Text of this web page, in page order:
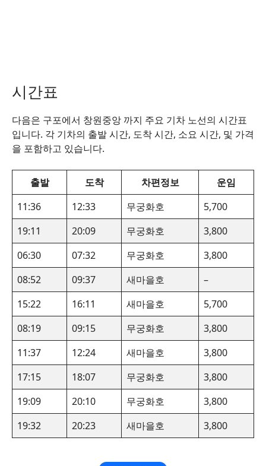
시간표
다음은 구포에서 창원중앙 까지 주요 기차 노선의 시간표
입니다. 각 기차의 출발 시간, 도착 시간, 소요 시간, 및 가격
을 포함하고 있습니다.
출발 도착 차편정보
운임
11:36
12:33 무궁화호
5,700
19:11
20:09 무궁화호
3,800
06:30
07:32 무궁화호
3,800
08:52
09:37 새마을호
–
15:22
16:11 새마을호
5,700
08:19
09:15 무궁화호
3,800
11:37
12:24 새마을호
3,800
17:15
18:07 무궁화호
3,800
19:09
20:10 무궁화호
3,800
19:32
20:23 새마을호 3,800